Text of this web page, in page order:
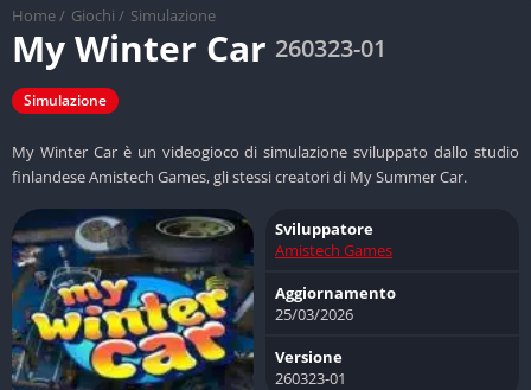
Home / Giochi / Simulazione
My Winter Car 260323-01
Simulazione
My Winter Car è un videogioco di simulazione sviluppato dallo studio
finlandese Amistech Games, gli stessi creatori di My Summer Car.
Sviluppatore
Amistech Games
Aggiornamento
25/03/2026
Versione
260323-01